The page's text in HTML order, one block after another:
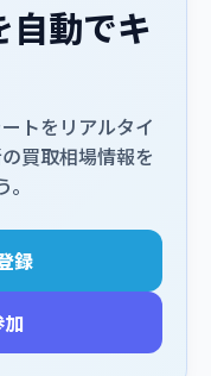
自動でキ
トをリアルタイ
買取相場情報を
録